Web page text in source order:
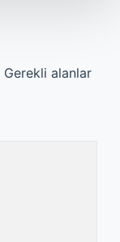
Gerekli alanlar